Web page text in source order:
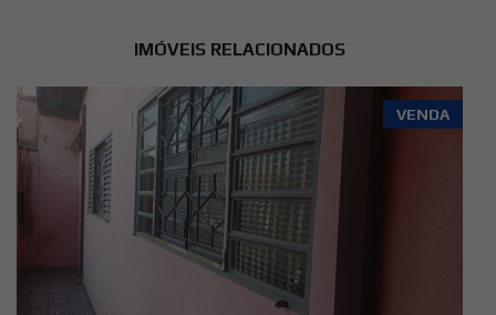
IMÓVEIS RELACIONADOS
VENDA